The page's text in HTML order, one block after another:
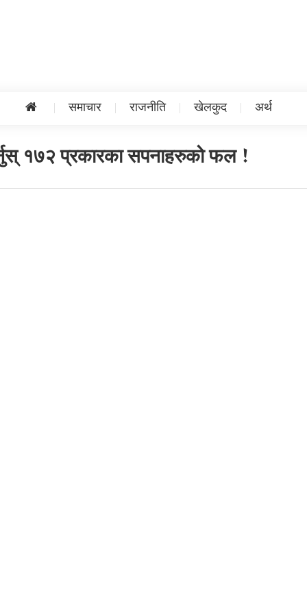
समाचार राजनीति खेलकुद अर्थ
१७२ प्रकारका सपनाहरुको फल !